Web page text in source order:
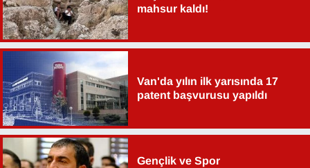
mahsur kaldı!
Van'da yılın ilk yarısında 17
patent başvurusu yapıldı
Gençlik ve Spor
YAŞAM
YEREL